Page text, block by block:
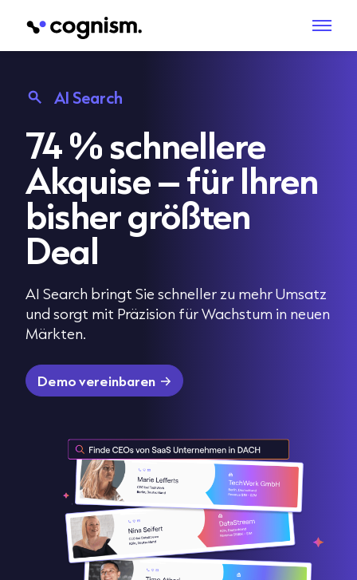
AI Search
74 % schnellere
Akquise – für Ihren
bisher größten
Deal
AI Search bringt Sie schneller zu mehr Umsatz
und sorgt mit Präzision für Wachstum in neuen
Märkten.
Demo vereinbaren